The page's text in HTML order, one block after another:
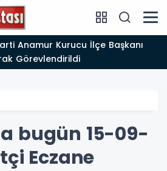
Görevlendirildi
bugün 15-09-
Eczane